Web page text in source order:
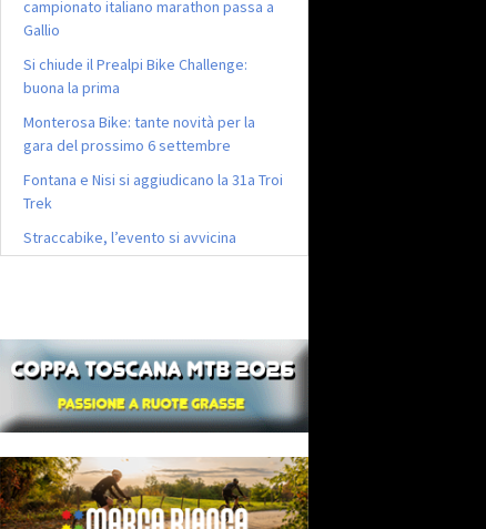
campionato italiano marathon passa a
Gallio
Si chiude il Prealpi Bike Challenge:
buona la prima
Monterosa Bike: tante novità per la
gara del prossimo 6 settembre
Fontana e Nisi si aggiudicano la 31a Troi
Trek
Straccabike, l’evento si avvicina